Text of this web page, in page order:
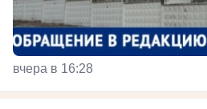
вчера в 16:28